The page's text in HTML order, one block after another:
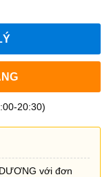
20:30)
với đơn